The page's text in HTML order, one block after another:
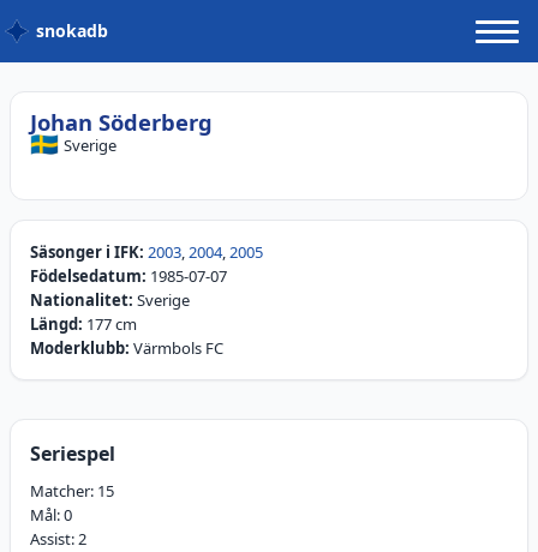
snokadb
Johan Söderberg
🇸🇪 Sverige
Säsonger i IFK: 2003,2004,2005
Födelsedatum: 1985-07-07
Nationalitet: Sverige
Längd: 177 cm
Moderklubb: Värmbols FC
Seriespel
Matcher: 15
Mål:0
Assist:2